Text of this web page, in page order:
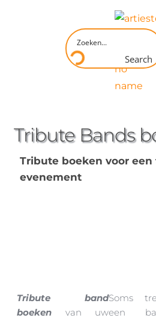
Search
Tribute Bands
Tribute boeken voor een
evenement
Tribute band
boeken van uw
Soms
een